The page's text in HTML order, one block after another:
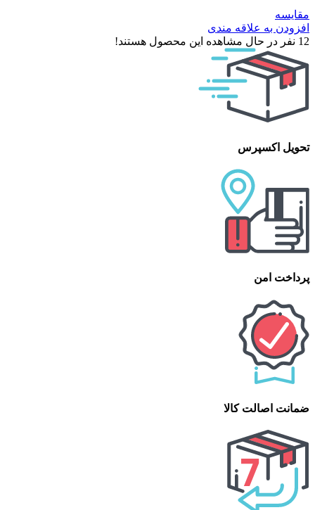
مقایسه
افزودن به علاقه مندی
12 نفر در حال مشاهده این محصول هستند!
تحویل اکسپرس
پرداخت امن
ضمانت اصالت کالا